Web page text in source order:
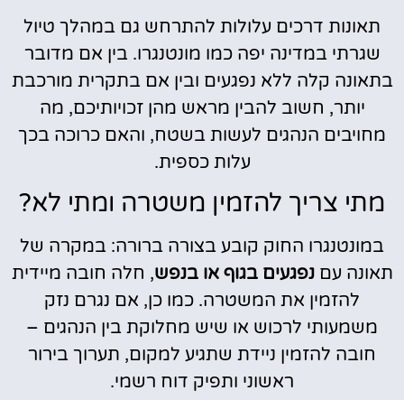
תאונות דרכים עלולות להתרחש גם במהלך טיול
שגרתי במדינה יפה כמו מונטנגרו. בין אם מדובר
בתאונה קלה ללא נפגעים ובין אם בתקרית מורכבת
יותר, חשוב להבין מראש מהן זכויותיכם, מה
מחויבים הנהגים לעשות בשטח, והאם כרוכה בכך
עלות כספית.
מתי צריך להזמין משטרה ומתי לא?
במונטנגרו החוק קובע בצורה ברורה: במקרה של
תאונה עםנפגעים בגוף או בנפש, חלה חובה מיידית
להזמין את המשטרה. כמו כן, אם נגרם נזק
משמעותי לרכוש או שיש מחלוקת בין הנהגים –
חובה להזמין ניידת שתגיע למקום, תערוך בירור
ראשוני ותפיק דוח רשמי.